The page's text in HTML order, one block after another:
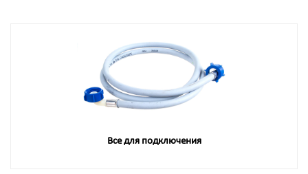
Все для подключения